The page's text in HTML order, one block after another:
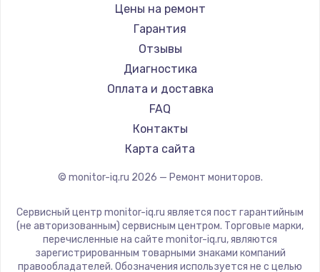
Hisense
АОС
Ardor
Machenike
iru
Titan Army
iFFALCON
Dahua
Цены на ремонт
Гарантия
Отзывы
Диагностика
Оплата и доставка
FAQ
Контакты
Карта сайта
© monitor-iq.ru 2026 — Ремонт мониторов.
Сервисный центр monitor-iq.ru является пост гарантийным
(не авторизованным) сервисным центром. Торговые марки,
перечисленные на сайте monitor-iq.ru, являются
зарегистрированным товарными знаками компаний
правообладателей. Обозначения используется не с целью